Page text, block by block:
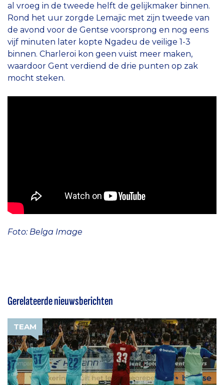
al vroeg in de tweede helft de gelijkmaker binnen.
Rond het uur zorgde Lemajic met zijn tweede van
de avond voor de Gentse voorsprong en nog eens
vijf minuten later kopte Ngadeu de veilige 1-3
binnen. Charleroi kon geen vuist meer maken,
waardoor Gent verdiend de drie punten op zak
mocht steken.
Foto: Belga Image
Gerelateerde nieuwsberichten
TEAM